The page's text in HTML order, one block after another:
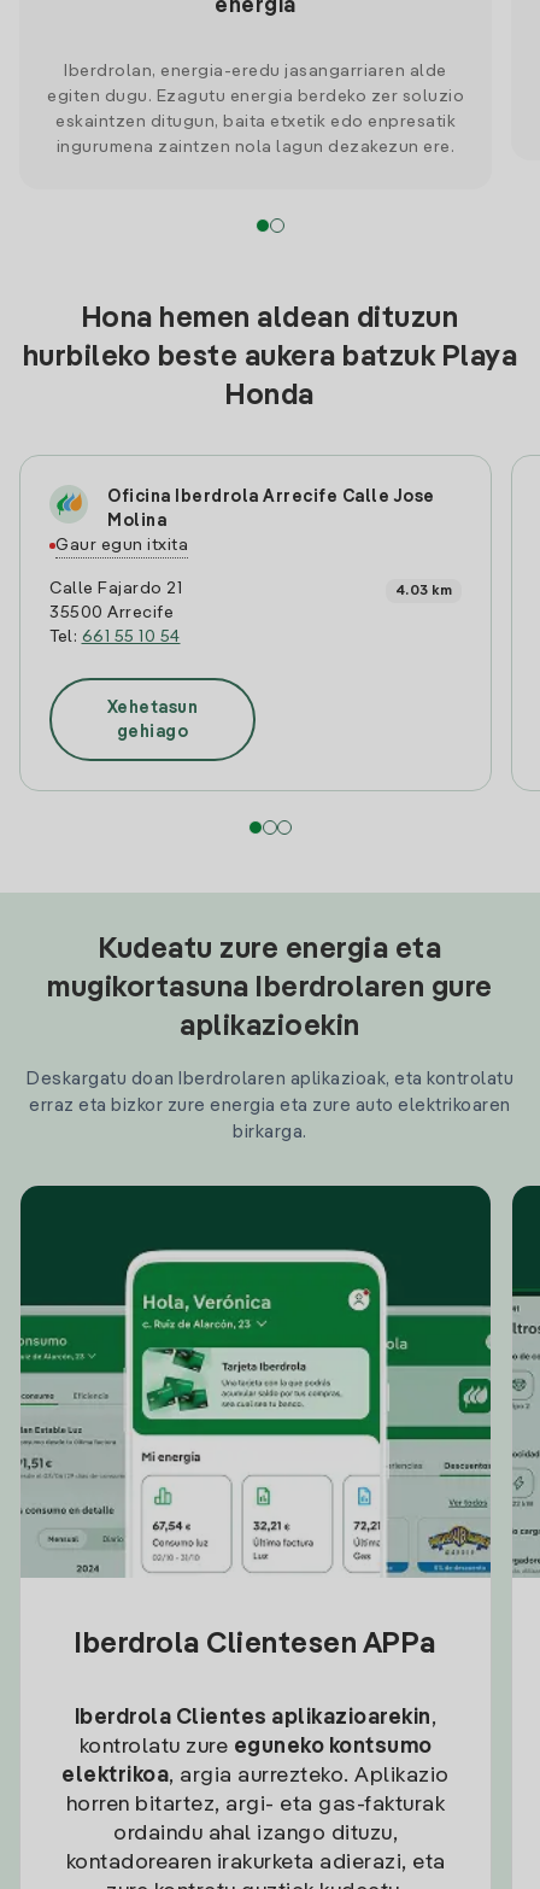
energia
Iberdrolan, energia-eredu jasangarriaren alde
egiten dugu. Ezagutu energia berdeko zer soluzio
eskaintzen ditugun, baita etxetik edo enpresatik
ingurumena zaintzen nola lagun dezakezun ere.
Hona hemen aldean dituzun
hurbileko beste aukera batzuk Playa
Honda
Oficina Iberdrola Arrecife Calle Jose
Molina
Gaur egun itxita
Calle Fajardo 21
35500 Arrecife
Tel: 661 55 10 54
4.03 km
Xehetasun
gehiago
Kudeatu zure energia eta
mugikortasuna Iberdrolaren gure
aplikazioekin
Deskargatu doan Iberdrolaren aplikazioak, eta kontrolatu
erraz eta bizkor zure energia eta zure auto elektrikoaren
birkarga.
Iberdrola Clientesen APPa
Iberdrola Clientes aplikazioarekin,
kontrolatu zure eguneko kontsumo
elektrikoa, argia aurrezteko. Aplikazio
horren bitartez, argi- eta gas-fakturak
ordaindu ahal izango dituzu,
kontadorearen irakurketa adierazi, eta